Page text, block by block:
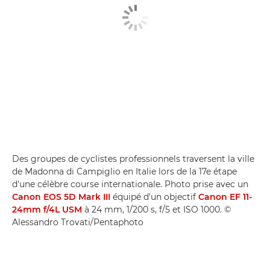
Des groupes de cyclistes professionnels traversent la ville
de Madonna di Campiglio en Italie lors de la 17e étape
d'une célèbre course internationale. Photo prise avec un
Canon EOS 5D Mark III équipé d'un objectif Canon EF 11-
24mm f/4L USM à 24 mm, 1/200 s, f/5 et ISO 1000. ©
Alessandro Trovati/Pentaphoto